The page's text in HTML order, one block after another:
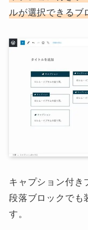
ルが選択できるブ
キャプション付き
段落ブロックでも
す。